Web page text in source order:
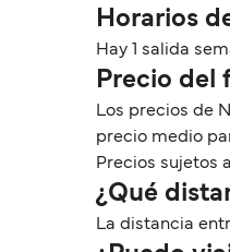
Horarios
Hay 1 salida
Precio del
Los precios de
precio medio
Precios sujetos
¿Qué
La distancia